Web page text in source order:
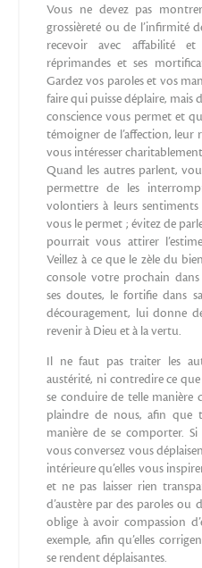
Vous ne devez pas
grossièreté ou de l’infirmité
recevoir avec affabilité
réprimandes et ses
Gardez vos paroles et vos
faire qui puisse déplaire,
conscience vous permet et
témoigner de l’affection, leur
vous intéresser
Quand les autres parlent,
permettre de les
volontiers à leurs
vous le permet ; évitez de
pourrait vous attirer
Veillez à ce que le zèle du
console votre prochain dans
ses doutes, le fortifie dans
découragement, lui donne
revenir à Dieu et à la vertu.
Il ne faut pas traiter les
austérité, ni contredire ce
se conduire de telle manière
plaindre de nous, afin que
manière de se comporter. Si
vous conversez vous
intérieure qu’elles vous
et ne pas laisser rien
d’austère par des paroles ou
oblige à avoir compassion
exemple, afin qu’elles
se rendent déplaisantes.